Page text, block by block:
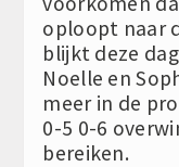
oploopt naar
blijkt deze
Noelle en
meer in de
0-5 0-6
bereiken.